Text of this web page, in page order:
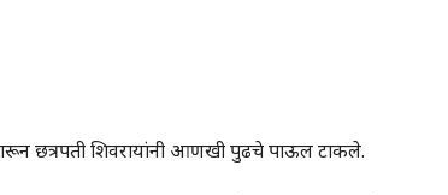
छत्रपती शिवरायांनी आणखी पुढचे पाऊल टाकले.